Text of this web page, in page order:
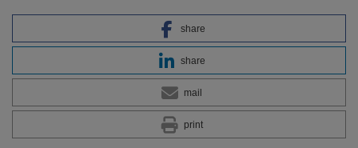
share
share
mail
print